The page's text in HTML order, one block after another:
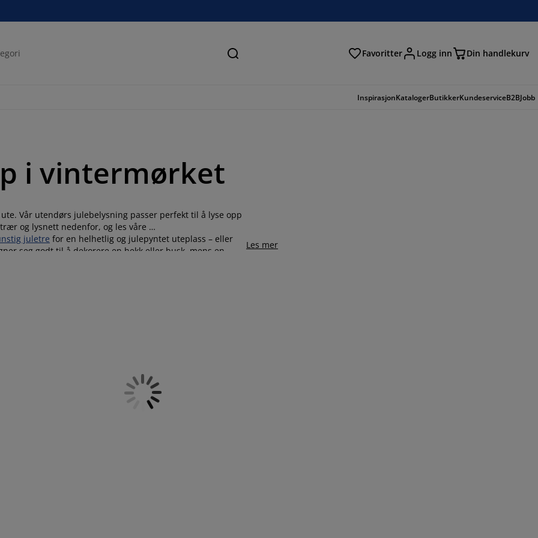
Søk Favoritter Logg inn Din handlekurv
InspirasjonKatalogerButikkerKundeserviceB2BJobb
i vintermørket
Vår utendørs julebelysning passer perfekt til å lyse opp
og lysnett nedenfor, og les våre
juletre for en helhetlig og julepyntet uteplass – eller
seg godt til å dekorere en hekk eller busk, mens en
Les mer